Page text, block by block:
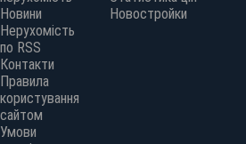
Новини
Нерухомість
по RSS
Контакти
Правила
користування
сайтом
Умови
Новостройки